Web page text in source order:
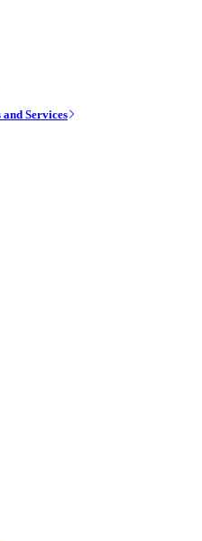
Services